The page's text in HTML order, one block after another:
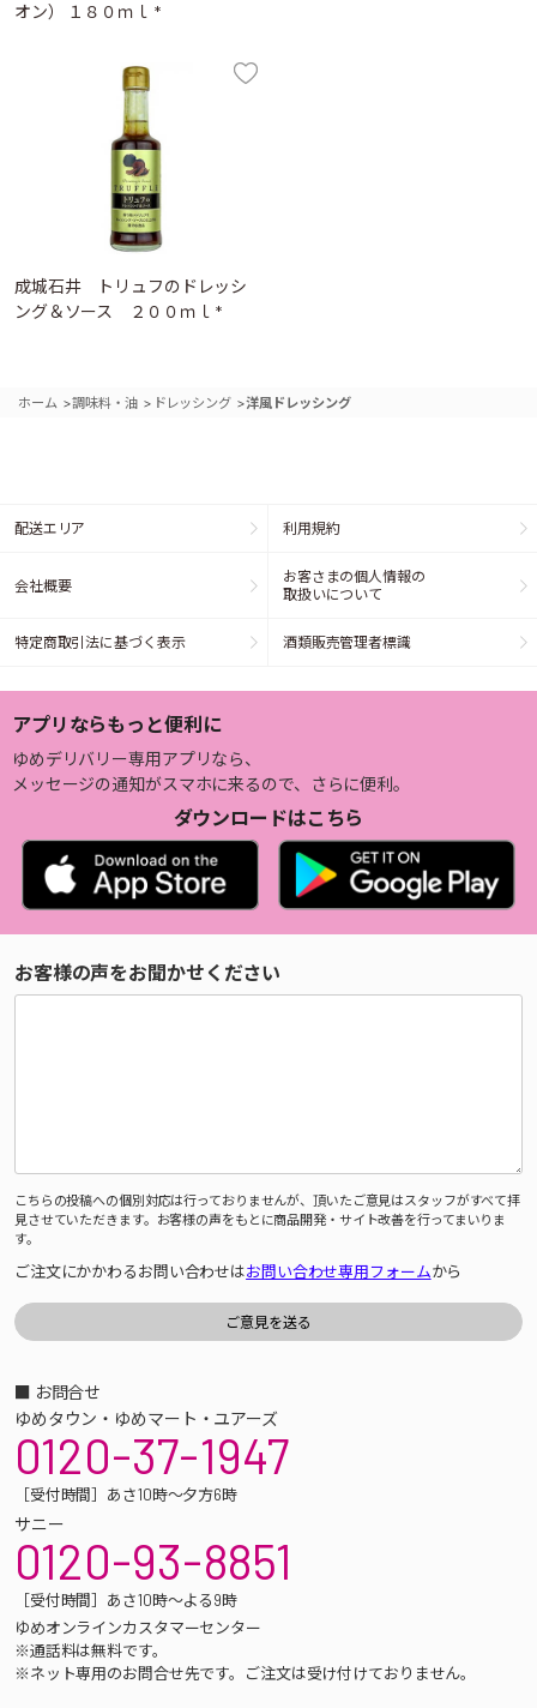
オン） １８０ｍｌ *
成城石井 トリュフのドレッシ
ング＆ソース ２００ｍｌ *
ホーム >調味料・油 > ドレッシング >洋風ドレッシング
配送エリア 利用規約
会社概要
お客さまの個人情報の
取扱いについて
特定商取引法に基づく表示 酒類販売管理者標識
アプリならもっと便利に
ゆめデリバリー専用アプリなら、
メッセージの通知がスマホに来るので、さらに便利。
ダウンロードはこちら
お客様の声をお聞かせください
こちらの投稿への個別対応は行っておりませんが、頂いたご意見はスタッフがすべて拝
見させていただきます。お客様の声をもとに商品開発・サイト改善を行ってまいりま
す。
ご注文にかかわるお問い合わせはお問い合わせ専用フォームから
■ お問合せ
ゆめタウン・ゆめマート・ユアーズ
0120-37-1947
［受付時間］あさ10時～夕方6時
サニー
0120-93-8851
［受付時間］あさ10時～よる9時
ゆめオンラインカスタマーセンター
※通話料は無料です。
※ネット専用のお問合せ先です。ご注文は受け付けておりません。